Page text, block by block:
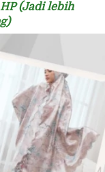
(Jadi lebih